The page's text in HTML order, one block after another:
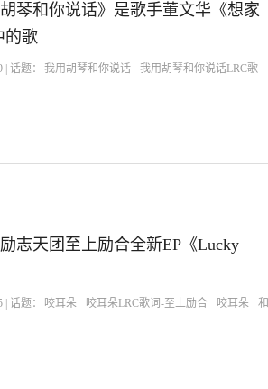
琴和你说话》是歌手董文华《想家
的歌
| 话题： 我用胡琴和你说话
我用胡琴和你说话LRC歌
志天团至上励合全新EP《Lucky
| 话题： 咬耳朵 咬耳朵LRC歌词-至上励合 咬耳朵
和